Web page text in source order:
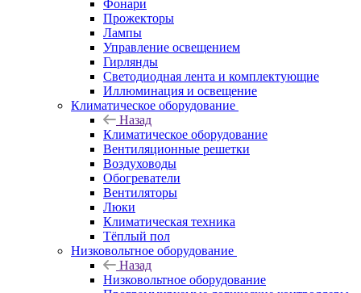
Фонари
Прожекторы
Лампы
Управление освещением
Гирлянды
Светодиодная лента и комплектующие
Иллюминация и освещение
Климатическое оборудование
Назад
Климатическое оборудование
Вентиляционные решетки
Воздуховоды
Обогреватели
Вентиляторы
Люки
Климатическая техника
Тёплый пол
Низковольтное оборудование
Назад
Низковольтное оборудование